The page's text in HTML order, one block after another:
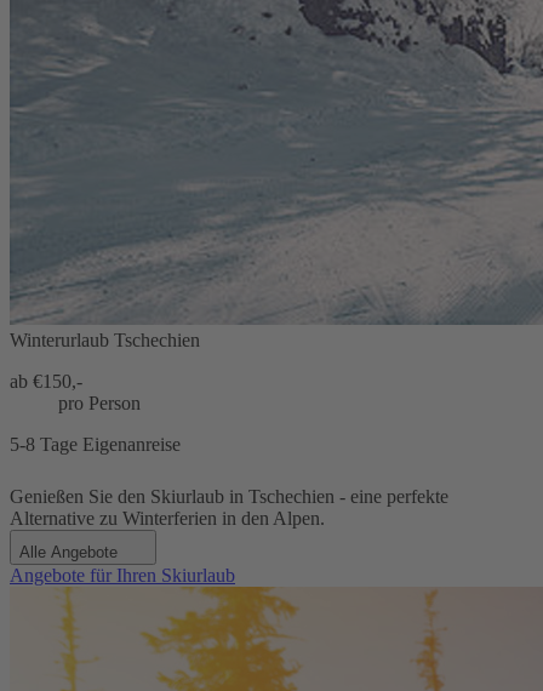
Winterurlaub Tschechien
ab €150,-
pro Person
5-8 Tage Eigenanreise
Genießen Sie den Skiurlaub in Tschechien - eine perfekte
Alternative zu Winterferien in den Alpen.
Alle Angebote
Angebote für Ihren Skiurlaub